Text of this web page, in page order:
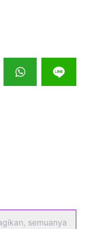
semuanya